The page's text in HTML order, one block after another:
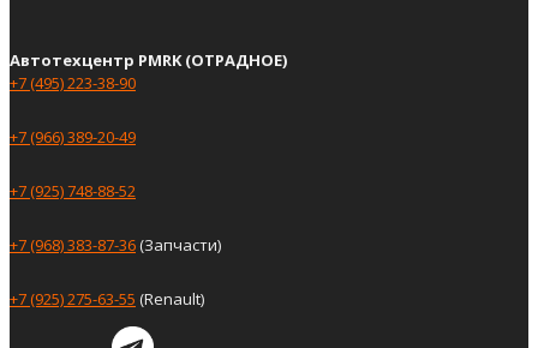
Автотехцентр PMRK (ОТРАДНОЕ)
+7 (495) 223-38-90
+7 (966) 389-20-49
+7 (925) 748-88-52
+7 (968) 383-87-36(Запчасти)
+7 (925) 275-63-55 (Renault)